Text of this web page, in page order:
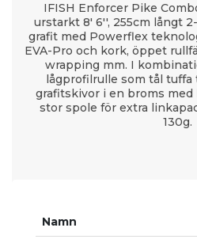
IFISH Enforcer Pike
urstarkt 8' 6'', 255cm långt
grafit med Powerflex
EVA-Pro och kork, öppet
wrapping mm. I
lågprofilrulle som tål tuffa
grafitskivor i en broms med
stor spole för extra
130g.
Namn